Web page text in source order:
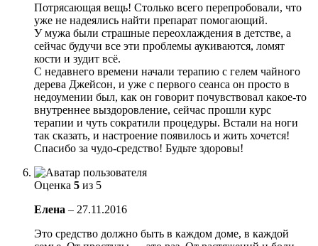
Потрясающая вещь! Столько всего перепробовали, что
уже не надеялись найти препарат помогающий.
У мужа были страшные переохлаждения в детстве, а
сейчас будучи все эти проблемы аукиваются, ломят
кости и зудит всё.
С недавнего времени начали терапию с гелем чайного
дерева Джейсон, и уже с первого сеанса он просто в
недоумении был, как он говорит почувствовал какое-то
внутреннее выздоровление, сейчас прошли курс
терапии и чуть сократили процедуры. Встали на ноги
так сказать, и настроение появилось и жить хочется!
Спасибо за чудо-средство! Будьте здоровы!
Оценка 5 из 5
Елена – 27.11.2016
Это средство должно быть в каждом доме, в каждой